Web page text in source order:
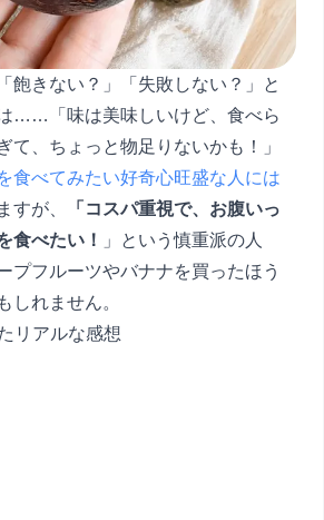
飽きない？」「失敗しない？」と
……「味は美味しいけど、食べら
て、ちょっと物足りないかも！」
食べてみたい好奇心旺盛な人には
すが、
「コスパ重視で、お腹いっ
食べたい！
」という慎重派の人
プフルーツやバナナを買ったほう
しれません。
リアルな感想